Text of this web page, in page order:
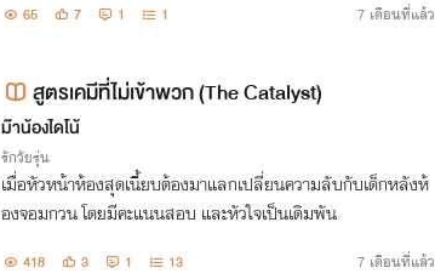
65 7 1 1 7 เดือนที่แล้ว
สูตรเคมีที่ไม่เข้าพวก (The Catalyst)
ม๊าน้องไดโน้
รักวัยรุ่น
เมื่อหัวหน้าห้องสุดเนี้ยบต้องมาแลกเปลี่ยนความลับกับเด็กหลังห้
องจอมกวน โดยมีคะแนนสอบ และหัวใจเป็นเดิมพัน
418 3 1 13 7 เดือนที่แล้ว